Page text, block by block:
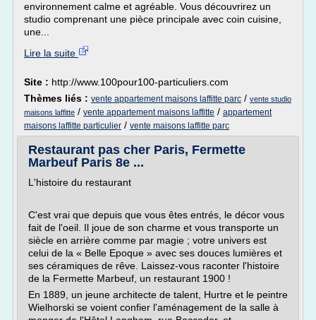
environnement calme et agréable. Vous découvrirez un
studio comprenant une pièce principale avec coin cuisine,
une...
Lire la suite
Site : http://www.100pour100-particuliers.com
Thèmes liés : vente appartement maisons laffitte parc / vente studio
maisons laffitte / vente appartement maisons laffitte / appartement
maisons laffitte particulier / vente maisons laffitte parc
Restaurant pas cher Paris, Fermette
Marbeuf Paris 8e ...
L'histoire du restaurant
C'est vrai que depuis que vous êtes entrés, le décor vous
fait de l'oeil. Il joue de son charme et vous transporte un
siècle en arrière comme par magie ; votre univers est
celui de la « Belle Epoque » avec ses douces lumières et
ses céramiques de rêve. Laissez-vous raconter l'histoire
de la Fermette Marbeuf, un restaurant 1900 !
En 1889, un jeune architecte de talent, Hurtre et le peintre
Wielhorski se voient confier l'aménagement de la salle à